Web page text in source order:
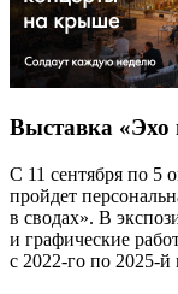
Выставка «Эхо
С 11 сентября по 5
пройдет
в сводах». В
и графические
с 2022-го по 2025-й